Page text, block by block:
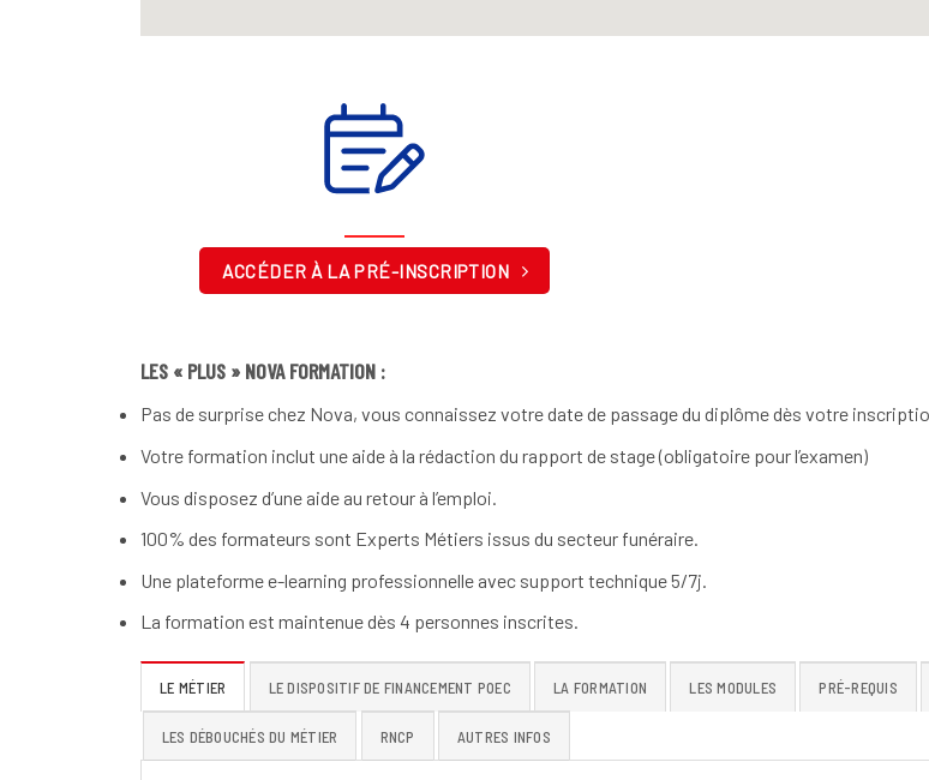
ACCÉDER À LA PRÉ-INSCRIPTION
LES « PLUS » NOVA FORMATION :
Pas de surprise chez Nova, vous connaissez votre date de passage du diplôme dès votre
Votre formation inclut une aide à la rédaction du rapport de stage (obligatoire pour l’examen)
Vous disposez d’une aide au retour à l’emploi.
100% des formateurs sont Experts Métiers issus du secteur funéraire.
Une plateforme e-learning professionnelle avec support technique 5/7j.
La formation est maintenue dès 4 personnes inscrites.
LE MÉTIER LE DISPOSITIF DE FINANCEMENT POEC LA FORMATION LES MODULES PRÉ-REQUIS
LES DÉBOUCHÉS DU MÉTIER RNCP AUTRES INFOS